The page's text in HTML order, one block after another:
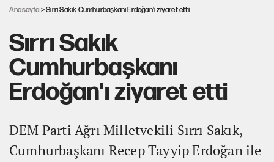
Anasayfa > Sırrı Sakık Cumhurbaşkanı Erdoğan'ı ziyaret etti
Sırrı Sakık
Cumhurbaşkanı
Erdoğan'ı ziyaret etti
DEM Parti Ağrı Milletvekili Sırrı Sakık,
Cumhurbaşkanı Recep Tayyip Erdoğan ile